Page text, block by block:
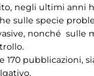
negli ultimi anni
sulle specie
nonché sulle
170 pubblicazioni,